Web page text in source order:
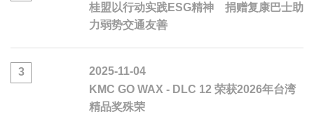
桂盟以行动实践ESG精神 捐赠复康巴士助
力弱势交通友善
3
2025-11-04
KMC GO WAX - DLC 12 荣获2026年台湾
精品奖殊荣